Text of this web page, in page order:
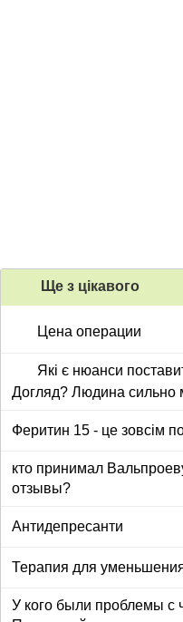
Ще з цiкавого
Цена операции
Які є нюанси
Догляд? Людина сильно
Феритин 15 - це зовсім
кто принимал
отзывы?
Антидепресанти
Терапия для
У кого были проблемы с